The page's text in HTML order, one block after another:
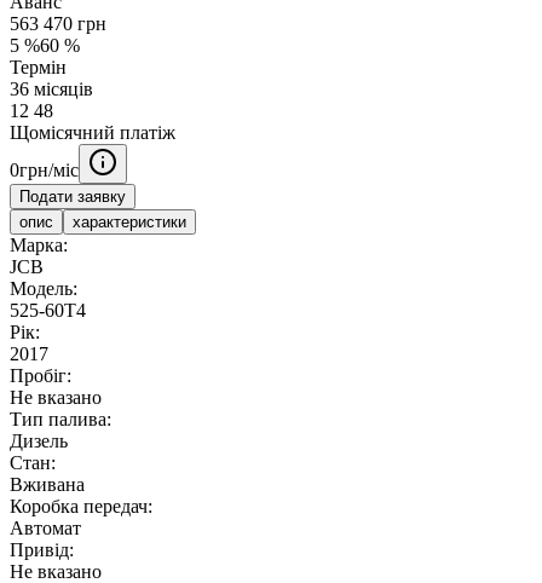
563 470 грн
5 %60 %
Термін
36 місяців
12 48
Щомісячний платіж
0грн/міс
Подати заявку
опис
характеристики
Марка:
JCB
Модель:
525-60T4
Рік:
2017
Пробіг:
Не вказано
Тип палива:
Дизель
Стан:
Вживана
Коробка передач:
Автомат
Привід:
Не вказано